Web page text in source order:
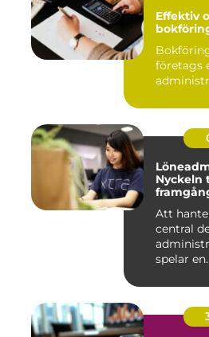
Effektiv
företags
Nyckeln
Att
central
spelar